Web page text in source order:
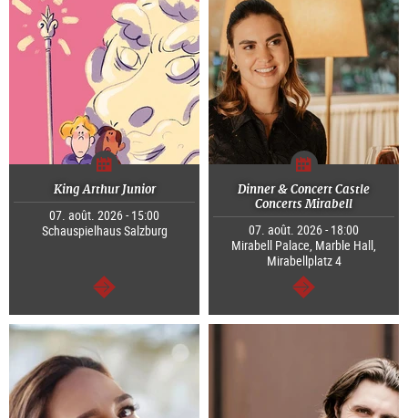
King Arthur Junior
07. août. 2026 - 15:00
Schauspielhaus Salzburg
Continuer
Dinner & Concert Castle
Concerts Mirabell
07. août. 2026 - 18:00
Mirabell Palace, Marble Hall,
Mirabellplatz 4
Continuer